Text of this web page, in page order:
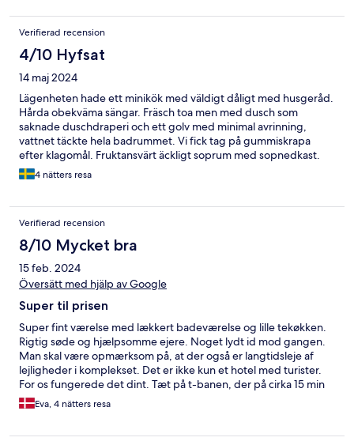
Verifierad recension
4/10 Hyfsat
14 maj 2024
Lägenheten hade ett minikök med väldigt dåligt med husgeråd.
Hårda obekväma sängar. Fräsch toa men med dusch som
saknade duschdraperi och ett golv med minimal avrinning,
vattnet täckte hela badrummet. Vi fick tag på gummiskrapa
efter klagomål. Fruktansvärt äckligt soprum med sopnedkast.
4 nätters resa
Verifierad recension
8/10 Mycket bra
15 feb. 2024
Översätt med hjälp av Google
Super til prisen
Super fint værelse med lækkert badeværelse og lille tekøkken.
Rigtig søde og hjælpsomme ejere. Noget lydt id mod gangen.
Man skal være opmærksom på, at der også er langtidsleje af
lejligheder i komplekset. Det er ikke kun et hotel med turister.
For os fungerede det dint. Tæt på t-banen, der på cirka 15 min
tager dog til centrum
Eva, 4 nätters resa